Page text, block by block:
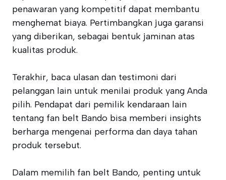
penawaran yang kompetitif dapat membantu
menghemat biaya. Pertimbangkan juga garansi
yang diberikan, sebagai bentuk jaminan atas
kualitas produk.
Terakhir, baca ulasan dan testimoni dari
pelanggan lain untuk menilai produk yang Anda
pilih. Pendapat dari pemilik kendaraan lain
tentang fan belt Bando bisa memberi insights
berharga mengenai performa dan daya tahan
produk tersebut.
Dalam memilih fan belt Bando, penting untuk